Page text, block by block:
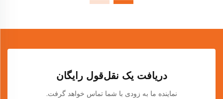
دریافت یک نقل‌قول رایگان
نماینده ما به زودی با شما تماس خواهد گرفت.